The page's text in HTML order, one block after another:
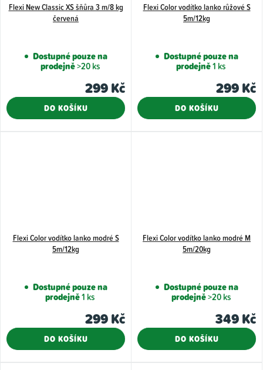
Flexi New Classic XS šňůra 3 m/8 kg
červená
Dostupné pouze na
prodejně>20 ks
299 Kč
DO KOŠÍKU
Flexi Color vodítko lanko růžové S
5m/12kg
Dostupné pouze na
prodejně1 ks
299 Kč
DO KOŠÍKU
Flexi Color vodítko lanko modré S
5m/12kg
Dostupné pouze na
prodejně1 ks
299 Kč
DO KOŠÍKU
Flexi Color vodítko lanko modré M
5m/20kg
Dostupné pouze na
prodejně>20 ks
349 Kč
DO KOŠÍKU